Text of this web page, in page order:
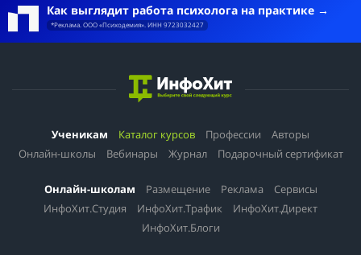
Как выглядит работа психолога на практике
*Реклама. ООО «Психодемия». ИНН 9723032427
Ученикам Каталог курсов Профессии
Авторы
Онлайн-школы
Вебинары Журнал Подарочный сертификат
Онлайн-школам Размещение Реклама
Сервисы
ИнфоХит.Студия
ИнфоХит.Трафик
ИнфоХит.Директ
ИнфоХит.Блоги